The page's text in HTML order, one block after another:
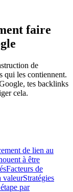
faire
de
qui les contiennent.
tes backlinks
cela.
de lien au
à être
Facteurs de
valeurStratégies
par